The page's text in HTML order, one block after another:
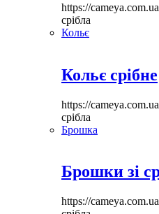
https://
срібла
Кольє
Кольє срібне
https://
срібла
Брошка
Брошки зі
https://